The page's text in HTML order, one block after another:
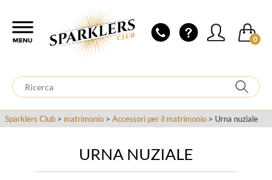
0
Sparklers Club > matrimonio > Accessori per il matrimonio > Urna nuziale
URNA NUZIALE